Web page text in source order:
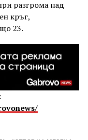
разгрома над
кръг,
23.